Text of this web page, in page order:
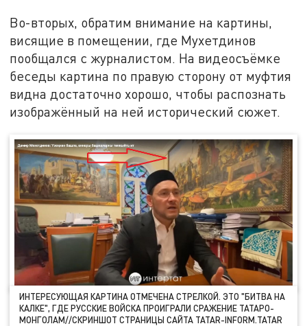
Во-вторых, обратим внимание на картины,
висящие в помещении, где Мухетдинов
пообщался с журналистом. На видеосъёмке
беседы картина по правую сторону от муфтия
видна достаточно хорошо, чтобы распознать
изображённый на ней исторический сюжет.
ИНТЕРЕСУЮЩАЯ КАРТИНА ОТМЕЧЕНА СТРЕЛКОЙ. ЭТО "БИТВА НА
КАЛКЕ", ГДЕ РУССКИЕ ВОЙСКА ПРОИГРАЛИ СРАЖЕНИЕ ТАТАРО-
МОНГОЛАМ//СКРИНШОТ СТРАНИЦЫ САЙТА TATAR-INFORM.TATAR